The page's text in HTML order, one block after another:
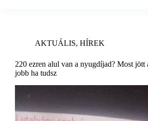
AKTUÁLIS, HÍREK
220 ezren alul van a nyugdíjad? Most jött
jobb ha tudsz